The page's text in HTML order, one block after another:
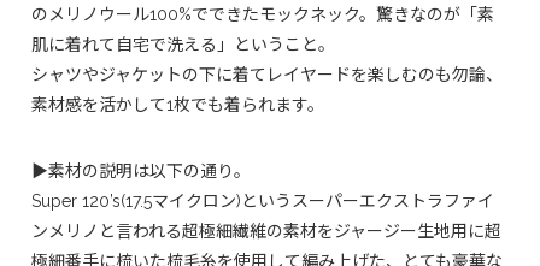
のメリノウール100%でできたモックネック。驚きなのが「素
肌に着れて自宅で洗える」ということ。
シャツやジャケットの下に着てレイヤードを楽しむのも勿論、
素材感を活かして1枚でも着られます。
▶︎素材の説明は以下の通り。
Super 120’s(17.5マイクロン)というスーパーエクストラファイ
ンメリノと言われる超極細繊維の素材をジャージー生地用に超
極細番手に梳いた梳毛糸を使用して編み上げた、とても豪華な